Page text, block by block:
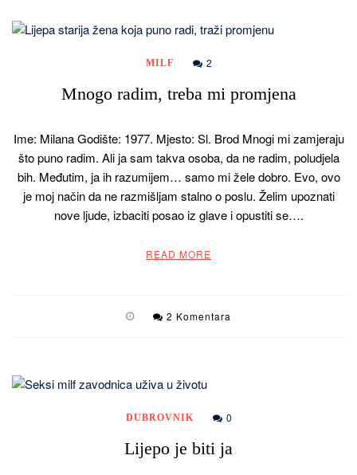
MILF 2
Mnogo radim, treba mi promjena
Ime: Milana Godište: 1977. Mjesto: Sl. Brod Mnogi mi zamjeraju
što puno radim. Ali ja sam takva osoba, da ne radim, poludjela
bih. Međutim, ja ih razumijem… samo mi žele dobro. Evo, ovo
je moj način da ne razmišljam stalno o poslu. Želim upoznati
nove ljude, izbaciti posao iz glave i opustiti se….
READ MORE
2 Komentara
DUBROVNIK 0
Lijepo je biti ja